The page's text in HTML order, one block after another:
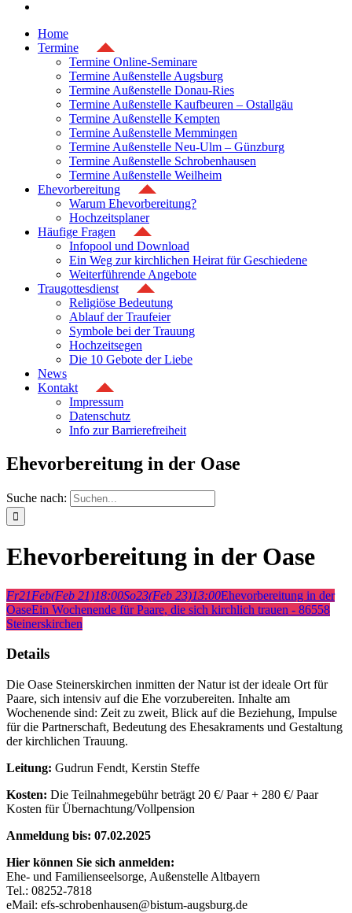
Home
Termine
Termine Online-Seminare
Termine Außenstelle Augsburg
Termine Außenstelle Donau-Ries
Termine Außenstelle Kaufbeuren – Ostallgäu
Termine Außenstelle Kempten
Termine Außenstelle Memmingen
Termine Außenstelle Neu-Ulm – Günzburg
Termine Außenstelle Schrobenhausen
Termine Außenstelle Weilheim
Ehevorbereitung
Warum Ehevorbereitung?
Hochzeitsplaner
Häufige Fragen
Infopool und Download
Ein Weg zur kirchlichen Heirat für Geschiedene
Weiterführende Angebote
Traugottesdienst
Religiöse Bedeutung
Ablauf der Traufeier
Symbole bei der Trauung
Hochzeitsegen
Die 10 Gebote der Liebe
News
Kontakt
Impressum
Datenschutz
Info zur Barrierefreiheit
Ehevorbereitung in der Oase
Suche nach:
Ehevorbereitung in der Oase
Fr21Feb(Feb 21)18:00So23(Feb 23)13:00Ehevorbereitung in der
OaseEin Wochenende für Paare, die sich kirchlich trauen - 86558
Steinerskirchen
Details
Die Oase Steinerskirchen inmitten der Natur ist der ideale Ort für
Paare, sich intensiv auf die Ehe vorzubereiten. Inhalte am
Wochenende sind: Zeit zu zweit, Blick auf die Beziehung, Impulse
für die Partnerschaft, Bedeutung des Ehesakraments und Gestaltung
der kirchlichen Trauung.
Leitung: Gudrun Fendt, Kerstin Steffe
Kosten: Die Teilnahmegebühr beträgt 20 €/ Paar + 280 €/ Paar
Kosten für Übernachtung/Vollpension
Anmeldung bis: 07.02.2025
Hier können Sie sich anmelden:
Ehe- und Familienseelsorge, Außenstelle Altbayern
Tel.: 08252-7818
eMail: efs-schrobenhausen@bistum-augsburg.de